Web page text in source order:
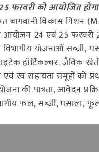
फरवरी को आयोजित
बागवानी विकास मिशन
आयोजन 24 एवं 25
योजनाओं सब्जी,
हॉर्टिकल्चर, जैविक
सहायता समूहों को
की पात्रता, आवेदन
फल, सब्जी, मसाला,